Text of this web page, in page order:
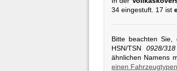
34 eingestuft. 17 ist
Bitte beachten
HSN/TSN0928/318
ähnlichen Namens
einen